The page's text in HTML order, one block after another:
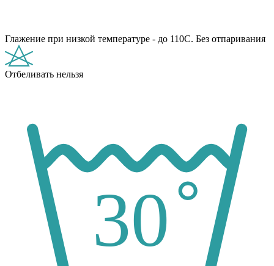
Глажение при низкой температуре - до 110С. Без отпаривания
Отбеливать нельзя